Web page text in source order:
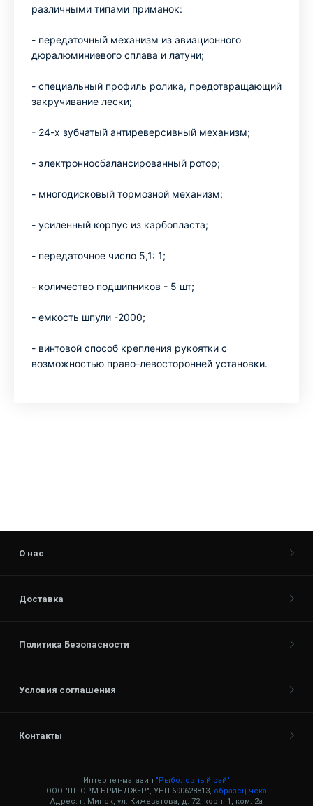
различными типами приманок:
- передаточный механизм из авиационного
дюралюминиевого сплава и латуни;
- специальный профиль ролика, предотвращающий
закручивание лески;
- 24-х зубчатый антиреверсивный механизм;
- электронносбалансированный ротор;
- многодисковый тормозной механизм;
- усиленный корпус из карбопласта;
- передаточное число 5,1: 1;
- количество подшипников - 5 шт;
- емкость шпули -2000;
- винтовой способ крепления рукоятки с
возможностью право-левосторонней установки.
О нас
Доставка
Политика Безопасности
Условия соглашения
Контакты
Интернет-магазин "Рыболовный рай"
ООО "ШТОРМ БРИНДЖЕР", УНП 690628813, образец чека
Адрес: г. Минск, ул. Кижеватова, д. 72, корп. 1, ком. 2а